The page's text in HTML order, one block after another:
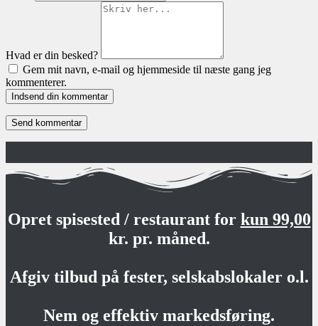
Hvad er din besked?
Gem mit navn, e-mail og hjemmeside til næste gang jeg
kommenterer.
Indsend din kommentar
Opret spisested / restaurant for kun 99,00
kr. pr. måned.
Afgiv tilbud på fester, selskabslokaler o.l.
Nem og effektiv markedsføring.